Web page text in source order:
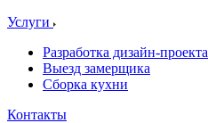
Услуги
Разработка дизайн-проекта
Выезд замерщика
Сборка кухни
Контакты